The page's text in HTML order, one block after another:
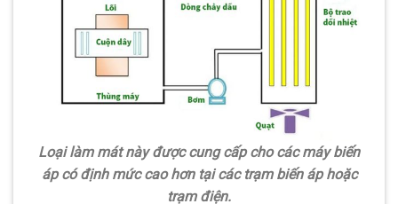
Loại làm mát này được cung cấp cho các máy biến
áp có định mức cao hơn tại các trạm biến áp hoặc
trạm điện.